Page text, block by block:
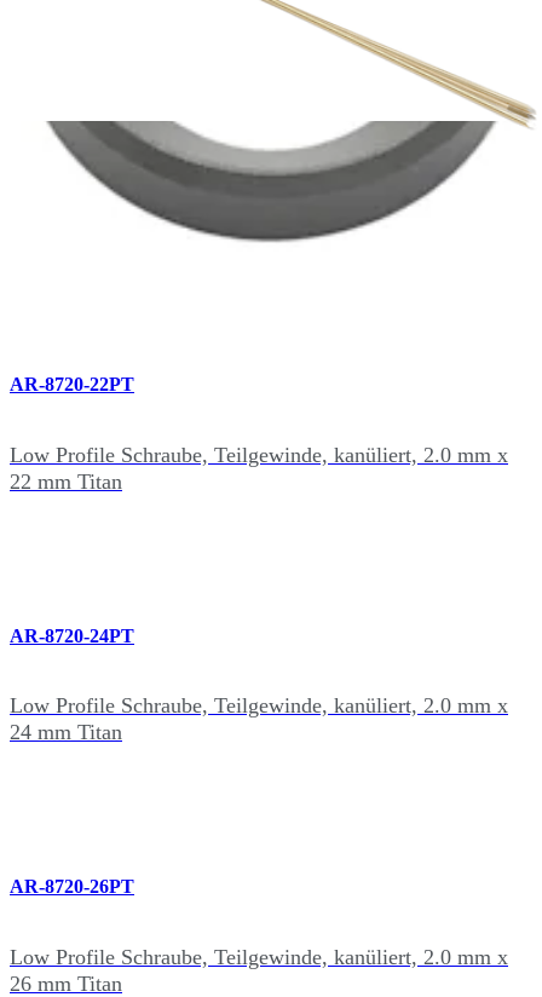
AR-8720-20PT
Low Profile Schraube, Teilgewinde, kanüliert, 2.0 mm x
AR-8720-22PT
Low Profile Schraube, Teilgewinde, kanüliert, 2.0 mm x
22 mm Titan
AR-8720-24PT
Low Profile Schraube, Teilgewinde, kanüliert, 2.0 mm x
24 mm Titan
AR-8720-26PT
Low Profile Schraube, Teilgewinde, kanüliert, 2.0 mm x
26 mm Titan